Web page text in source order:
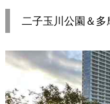
二子玉川公園＆